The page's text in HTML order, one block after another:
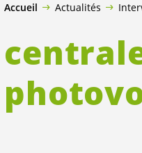
Accueil Actualités